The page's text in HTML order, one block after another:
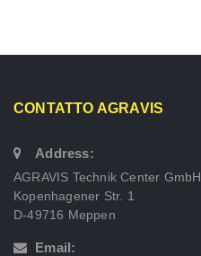
CONTATTO AGRAVIS
Address:
AGRAVIS Technik Center GmbH
Kopenhagener Str. 1
D-49716 Meppen
Email: